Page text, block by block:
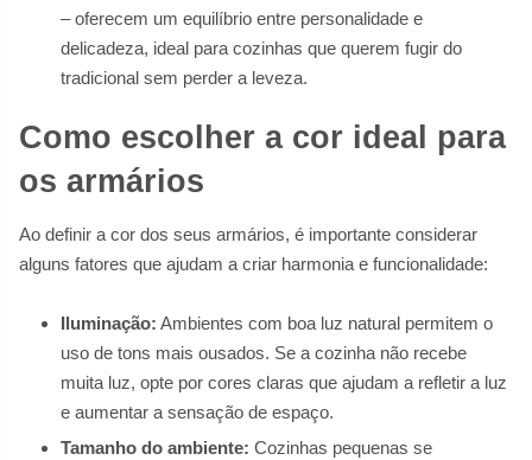
– oferecem um equilíbrio entre personalidade e
delicadeza, ideal para cozinhas que querem fugir do
tradicional sem perder a leveza.
Como escolher a cor ideal para
os armários
Ao definir a cor dos seus armários, é importante considerar
alguns fatores que ajudam a criar harmonia e funcionalidade:
Iluminação: Ambientes com boa luz natural permitem o
uso de tons mais ousados. Se a cozinha não recebe
muita luz, opte por cores claras que ajudam a refletir a luz
e aumentar a sensação de espaço.
Tamanho do ambiente: Cozinhas pequenas se